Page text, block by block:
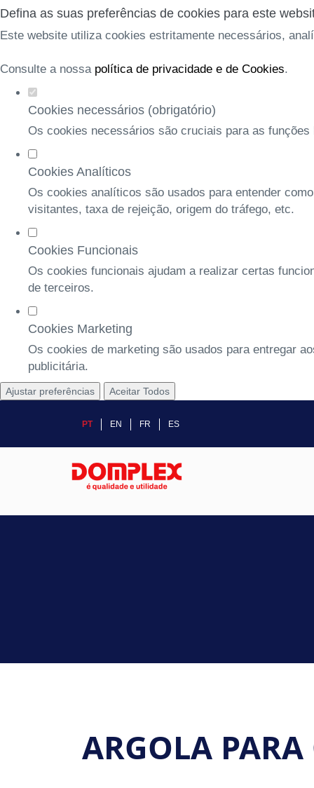
Defina as suas preferências de cookies para este
Este website utiliza cookies estritamente necessários,
Consulte a nossa política de privacidade e de Cookies.
Cookies necessários (obrigatório)
Os cookies necessários são cruciais para as
Cookies Analíticos
Os cookies analíticos são usados para entender
visitantes, taxa de rejeição, origem do tráfego, etc.
Cookies Funcionais
Os cookies funcionais ajudam a realizar certas
de terceiros.
Cookies Marketing
Os cookies de marketing são usados para entregar
publicitária.
Ajustar preferências Aceitar Todos
PT EN FR ES
ARGOLA